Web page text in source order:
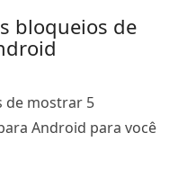
bloqueios de
de mostrar 5
Android para você